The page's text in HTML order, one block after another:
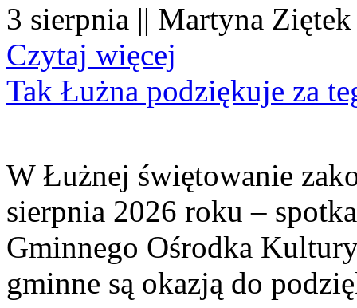
3 sierpnia || Martyna
Czytaj więcej
Tak Łużna podziękuje za
W Łużnej świętowanie
sierpnia 2026 roku –
Gminnego Ośrodka
gminne są okazją do